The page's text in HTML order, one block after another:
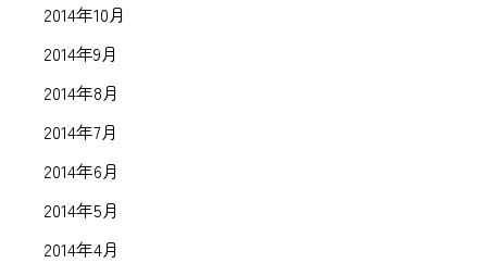
2014年10月
2014年9月
2014年8月
2014年7月
2014年6月
2014年5月
2014年4月